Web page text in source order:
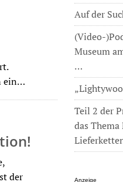
ein…
der
Auf der
(Video-
Museum
…
Teil 2 der
das
Anzeige